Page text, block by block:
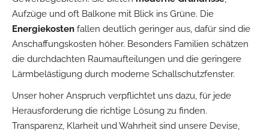
Aufzüge und oft Balkone mit Blick ins Grüne. Die
Energiekosten fallen deutlich geringer aus, dafür sind die
Anschaffungskosten höher. Besonders Familien schätzen
die durchdachten Raumaufteilungen und die geringere
Lärmbelästigung durch moderne Schallschutzfenster.
Unser hoher Anspruch verpflichtet uns dazu, für jede
Herausforderung die richtige Lösung zu finden.
Transparenz, Klarheit und Wahrheit sind unsere Devise,